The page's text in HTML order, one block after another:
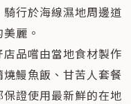
行於海線濕地周邊道
麗。
品嚐由當地食材製作
鰻魚飯、甘苦人套餐
證使用最新鮮的在地